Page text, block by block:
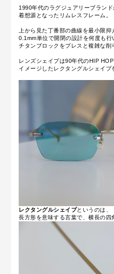
1990年代のラグジュアリーブランド
着想源となったリムレスフレーム。
上から見た丁番部の曲線を最小限抑
0.1mm単位で開閉の設計を何度も行
チタンブロックをプレスと複雑な削
レンズシェイプは90年代のHIP
イメージしたレクタングルシェイプ
レクタングルシェイプというのは、
長方形を意味する言葉で、横長の四